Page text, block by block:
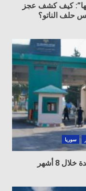
كيف كشف عجز
حلف الناتو؟
سوريا
8 أشهر